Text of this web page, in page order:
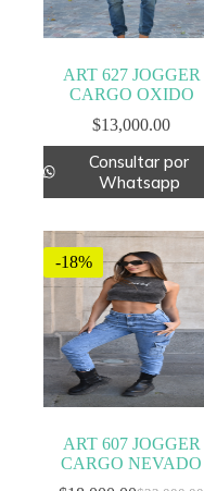
ART 627 JOGGER
CARGO OXIDO
$13,000.00
Consultar por
Whatsapp
-18%
ART 607 JOGGER
CARGO NEVADO